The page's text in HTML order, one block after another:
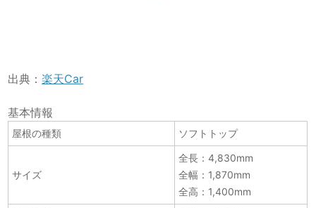
出典：楽天Car
基本情報
屋根の種類 ソフトトップ
サイズ
全長：4,830mm
全幅：1,870mm
全高：1,400mm